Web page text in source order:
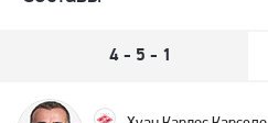
4 - 5 - 1